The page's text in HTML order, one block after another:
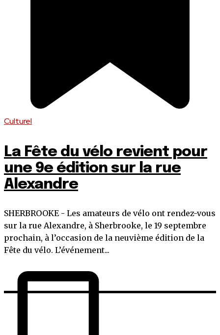
Culturel
La Fête du vélo revient pour
une 9e édition sur la rue
Alexandre
SHERBROOKE - Les amateurs de vélo ont rendez-vous
sur la rue Alexandre, à Sherbrooke, le 19 septembre
prochain, à l’occasion de la neuvième édition de la
Fête du vélo. L’événement...